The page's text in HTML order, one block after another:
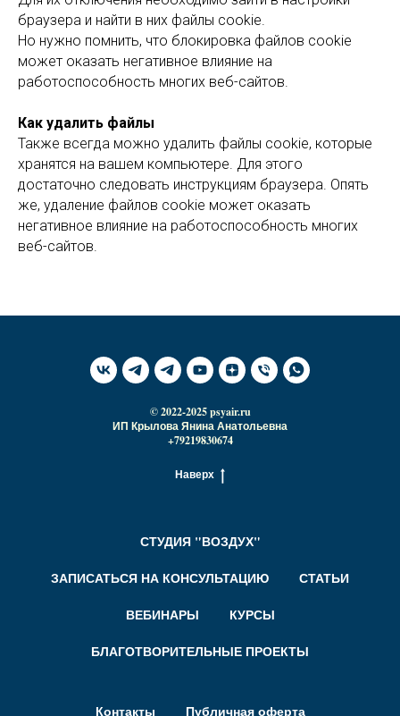
браузера и найти в них файлы cookie.
Но нужно помнить, что блокировка файлов cookie
может оказать негативное влияние на
работоспособность многих веб-сайтов.
Как удалить файлы
Также всегда можно удалить файлы cookie, которые
хранятся на вашем компьютере. Для этого
достаточно следовать инструкциям браузера. Опять
же, удаление файлов cookie может оказать
негативное влияние на работоспособность многих
веб-сайтов.
© 2022-2025 psyair.ru
ИП Крылова Янина Анатольевна
+79219830674
Наверх
СТУДИЯ "ВОЗДУХ"
ЗАПИСАТЬСЯ НА КОНСУЛЬТАЦИЮ
СТАТЬИ
ВЕБИНАРЫ
КУРСЫ
БЛАГОТВОРИТЕЛЬНЫЕ ПРОЕКТЫ
Контакты Публичная оферта